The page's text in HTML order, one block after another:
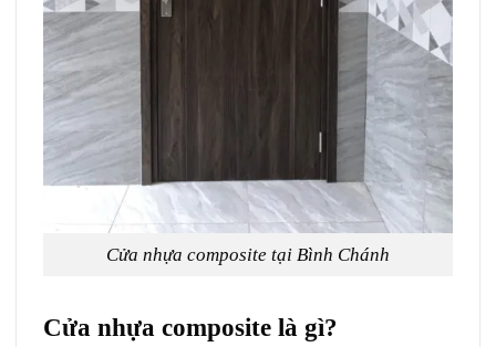
Cửa nhựa composite tại Bình Chánh
Cửa nhựa composite là gì?